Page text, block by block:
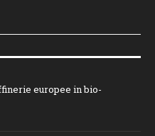
europee in bio-